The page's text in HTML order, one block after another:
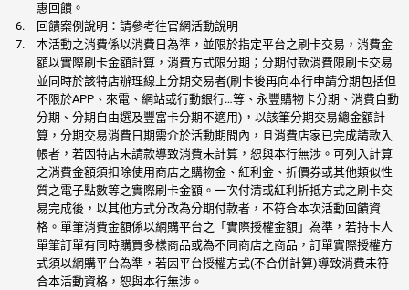
惠回饋。
回饋案例說明：請參考往官網活動說明
本活動之消費係以消費日為準，並限於指定平台之刷卡交易，消費金
額以實際刷卡金額計算，消費方式限分期；分期付款消費限刷卡交易
並同時於該特店辦理線上分期交易者(刷卡後再向本行申請分期包括但
不限於APP、來電、網站或行動銀行…等、永豐購物卡分期、消費自動
分期、分期自由選及豐富卡分期不適用)，以該筆分期交易總金額計
算，分期交易消費日期需介於活動期間內，且消費店家已完成請款入
帳者，若因特店未請款導致消費未計算，恕與本行無涉。可列入計算
之消費金額須扣除使用商店之購物金、紅利金、折價券或其他類似性
質之電子點數等之實際刷卡金額。一次付清或紅利折抵方式之刷卡交
易完成後，以其他方式分改為分期付款者，不符合本次活動回饋資
格。單筆消費金額係以網購平台之「實際授權金額」為準，若持卡人
單筆訂單有同時購買多樣商品或為不同商店之商品，訂單實際授權方
式須以網購平台為準，若因平台授權方式(不合併計算)導致消費未符
合本活動資格，恕與本行無涉。